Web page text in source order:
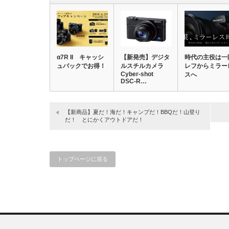
α7R II キャッシ
ュバックでお得！
【新発売】デジタ
ルスチルカメラ
Cyber-shot
DSC-R…
時代の主役は一
レフからミラー
スへ
【新商品】夏だ！海だ！キャンプだ！BBQだ！山登り
だ！ とにかくアウトドアだ！
トップページに戻る